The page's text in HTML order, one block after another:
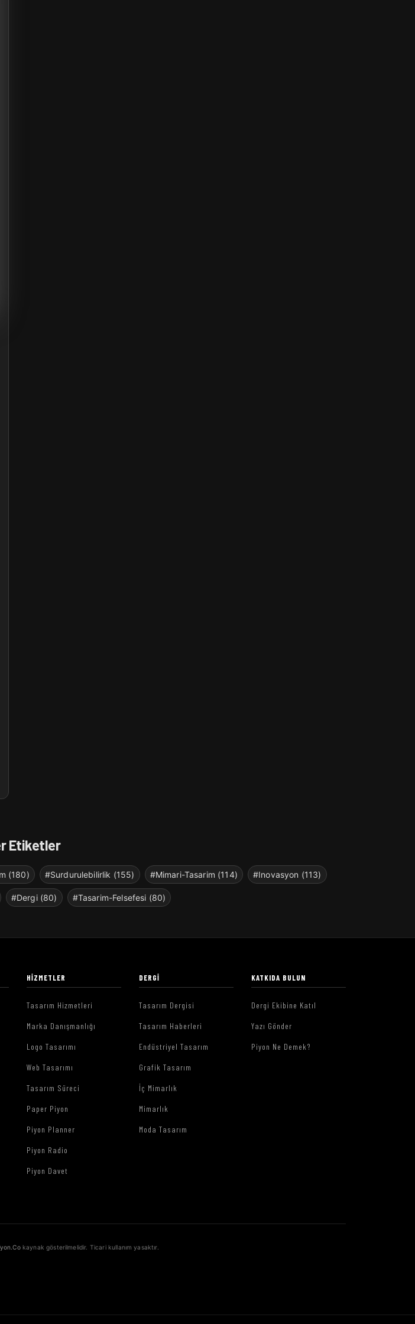
Etiketler
(180) #Surdurulebilirlik (155) #Mimari-Tasarim (114) #Inovasyon (113)
#Dergi (80) #Tasarim-Felsefesi (80)
HIZMETLER
Tasarım Hizmetleri
Marka Danışmanlığı
Logo Tasarımı
Web Tasarımı
Tasarım Süreci
Paper Piyon
Piyon Planner
Piyon Radio
Piyon Davet
DERGI
Tasarım Dergisi
Tasarım Haberleri
Endüstriyel Tasarım
Grafik Tasarım
İç Mimarlık
Mimarlık
Moda Tasarım
KATKIDA BULUN
Dergi Ekibine Katıl
Yazı Gönder
Piyon Ne Demek?
kaynak gösterilmelidir. Ticari kullanım yasaktır.